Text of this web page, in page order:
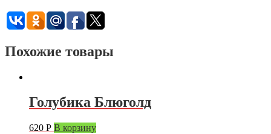
Похожие товары
Голубика Блюголд
620 Р В корзину